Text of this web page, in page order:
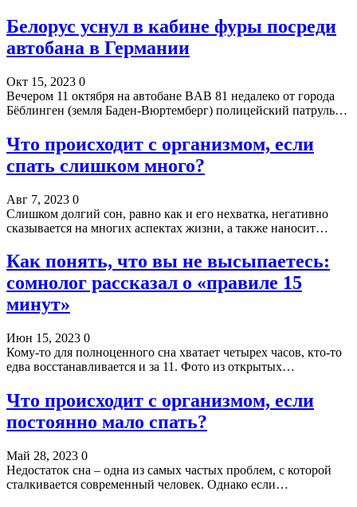
Белорус уснул в кабине фуры посреди
автобана в Германии
Окт 15, 2023 0
Вечером 11 октября на автобане BAB 81 недалеко от города
Бёблинген (земля Баден-Вюртемберг) полицейский патруль…
Что происходит с организмом, если
спать слишком много?
Авг 7, 2023 0
Слишком долгий сон, равно как и его нехватка, негативно
сказывается на многих аспектах жизни, а также наносит…
Как понять, что вы не высыпаетесь:
сомнолог рассказал о «правиле 15
минут»
Июн 15, 2023 0
Кому-то для полноценного сна хватает четырех часов, кто-то
едва восстанавливается и за 11. Фото из открытых…
Что происходит с организмом, если
постоянно мало спать?
Май 28, 2023 0
Недостаток сна – одна из самых частых проблем, с которой
сталкивается современный человек. Однако если…